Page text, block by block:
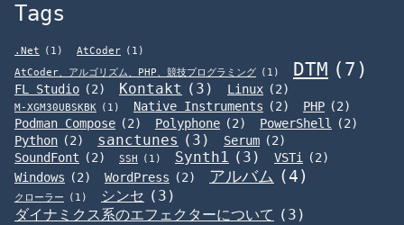
Tags
.Net (1) AtCoder (1)
AtCoder、アルゴリズム、PHP、競技プログラミング (1) DTM (7)
FL Studio (2) Kontakt (3) Linux (2)
M-XGM30UBSKBK (1) Native Instruments (2) PHP (2)
Podman Compose (2) Polyphone (2) PowerShell (2)
Python (2) sanctunes (3) Serum (2)
SoundFont (2) SSH (1) Synth1 (3) VSTi (2)
Windows (2) WordPress (2) アルバム (4)
クローラー (1) シンセ (3)
ダイナミクス系のエフェクターについて (3)